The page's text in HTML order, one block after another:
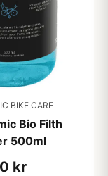
BIKE CARE
Bio Filth
500ml
kr